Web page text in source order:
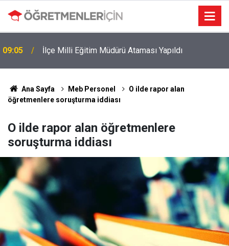
19:00
MEB e-Kayıt Sonuçları e-Devlet'te: İşte Sorgulama
Ekranı ve Nakil Detayları
Ana Sayfa Meb Personel
O ilde rapor alan
öğretmenlere soruşturma iddiası
O ilde rapor alan öğretmenlere
soruşturma iddiası